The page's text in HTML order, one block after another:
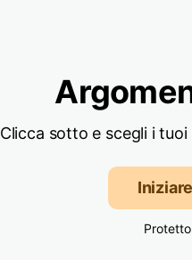
Clicca sotto e scegli i
Iniziare
Protetto